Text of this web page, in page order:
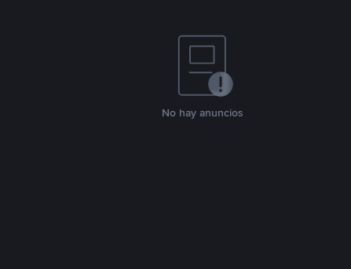
No hay anuncios